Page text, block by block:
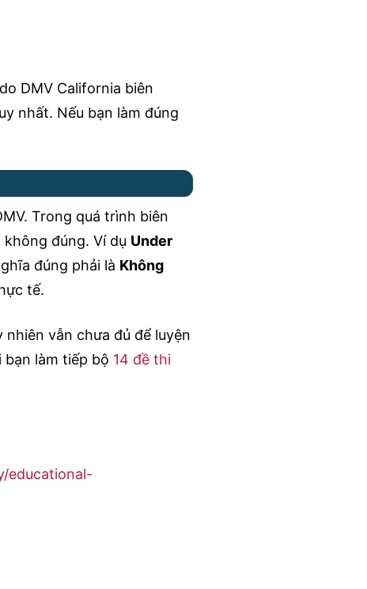
DMV California biên
nhất. Nếu bạn làm đúng
Trong quá trình biên
đúng. Ví dụ Under
đúng phải là Không
tế.
vẫn chưa đủ để luyện
làm tiếp bộ 14 đề thi
educational-